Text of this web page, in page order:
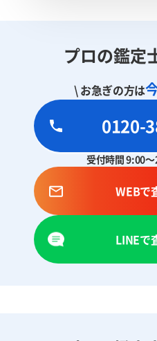
プロの鑑定
\ お急ぎの方は
0120-
受付時間 9:00
WEBで
LINEで